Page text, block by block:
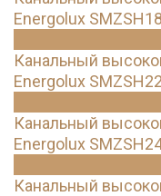
Energolux
Канальный
Energolux
Канальный
Energolux
Канальный